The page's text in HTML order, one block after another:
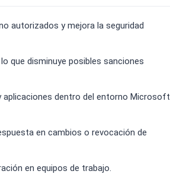
autorizados y mejora la seguridad
que disminuye posibles sanciones
aplicaciones dentro del entorno Microsoft
en cambios o revocación de
en equipos de trabajo.